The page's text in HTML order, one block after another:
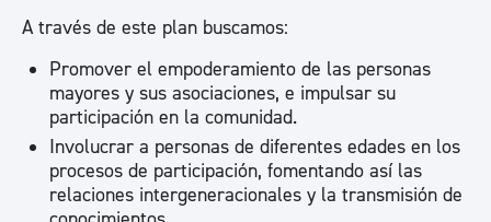
A través de este plan buscamos:
Promover el empoderamiento de las personas
mayores y sus asociaciones, e impulsar su
participación en la comunidad.
Involucrar a personas de diferentes edades en los
procesos de participación, fomentando así las
relaciones intergeneracionales y la transmisión de